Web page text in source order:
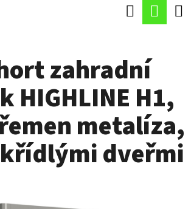
Hledat
zahradní
HIGHLINE H1,
metalíza,
dveřmi